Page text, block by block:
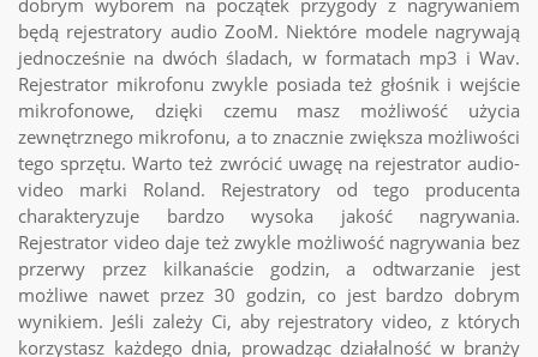
będą rejestratory audio ZooM. Niektóre modele nagrywają
jednocześnie na dwóch śladach, w formatach mp3 i Wav.
Rejestrator mikrofonu zwykle posiada też głośnik i wejście
mikrofonowe, dzięki czemu masz możliwość użycia
zewnętrznego mikrofonu, a to znacznie zwiększa możliwości
tego sprzętu. Warto też zwrócić uwagę na rejestrator audio-
video marki Roland. Rejestratory od tego producenta
charakteryzuje bardzo wysoka jakość nagrywania.
Rejestrator video daje też zwykle możliwość nagrywania bez
przerwy przez kilkanaście godzin, a odtwarzanie jest
możliwe nawet przez 30 godzin, co jest bardzo dobrym
wynikiem. Jeśli zależy Ci, aby rejestratory video, z których
korzystasz każdego dnia, prowadząc działalność w branży